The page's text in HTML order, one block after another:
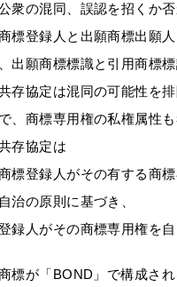
衆の混同、誤認を招くか
標登録人と出願商標出願
出願商標標識と引用商標
存協定は混同の可能性を
、商標専用権の私権属性も
存協定は
標登録人がその有する商
治の原則に基づき、
録人がその商標専用権を
標が「BOND」で構成され